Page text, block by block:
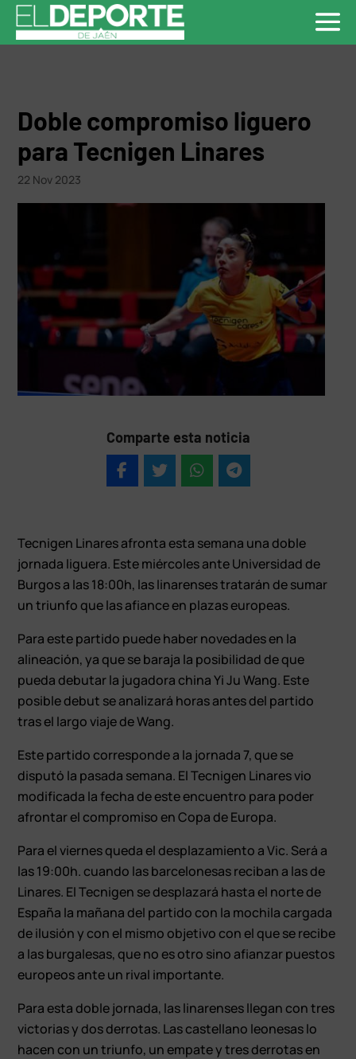
Doble compromiso liguero
para Tecnigen Linares
22 Nov 2023
Comparte esta noticia
Tecnigen Linares afronta esta semana una doble
jornada liguera. Este miércoles ante Universidad de
Burgos a las 18:00h, las linarenses tratarán de sumar
un triunfo que las afiance en plazas europeas.
Para este partido puede haber novedades en la
alineación, ya que se baraja la posibilidad de que
pueda debutar la jugadora china Yi Ju Wang. Este
posible debut se analizará horas antes del partido
tras el largo viaje de Wang.
Este partido corresponde a la jornada 7, que se
disputó la pasada semana. El Tecnigen Linares vio
modificada la fecha de este encuentro para poder
afrontar el compromiso en Copa de Europa.
Para el viernes queda el desplazamiento a Vic. Será a
las 19:00h. cuando las barcelonesas reciban a las de
Linares. El Tecnigen se desplazará hasta el norte de
España la mañana del partido con la mochila cargada
de ilusión y con el mismo objetivo con el que se recibe
a las burgalesas, que no es otro sino afianzar puestos
europeos ante un rival importante.
Para esta doble jornada, las linarenses llegan con tres
victorias y dos derrotas. Las castellano leonesas lo
hacen con un triunfo, un empate y tres derrotas en